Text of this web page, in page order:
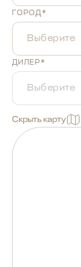
ГОРОД*
Выберите
ДИЛЕР*
Выберите
Скрыть карту